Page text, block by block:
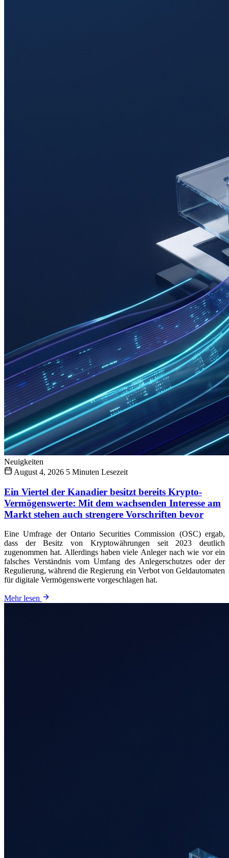
Neuigkeiten
August 4, 2026 5 Minuten Lesezeit
Ein Viertel der Kanadier besitzt bereits Krypto-
Vermögenswerte: Mit dem wachsenden Interesse am
Markt stehen auch strengere Vorschriften bevor
Eine Umfrage der Ontario Securities Commission (OSC) ergab,
dass der Besitz von Kryptowährungen seit 2023 deutlich
zugenommen hat. Allerdings haben viele Anleger nach wie vor ein
falsches Verständnis vom Umfang des Anlegerschutzes oder der
Regulierung, während die Regierung ein Verbot von Geldautomaten
für digitale Vermögenswerte vorgeschlagen hat.
Mehr lesen